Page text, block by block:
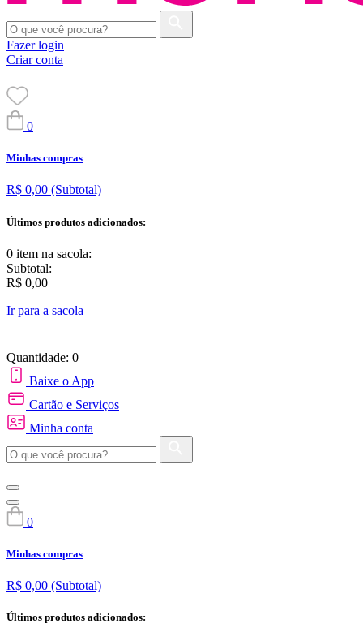
Fazer login
Criar conta
0
Minhas compras
R$ 0,00 (Subtotal)
Últimos produtos adicionados:
0 item na sacola:
Subtotal:
R$ 0,00
Ir para a sacola
Quantidade: 0
Baixe o App
Cartão e Serviços
Minha conta
0
Minhas compras
R$ 0,00 (Subtotal)
Últimos produtos adicionados: